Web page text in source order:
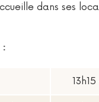
dans ses
:
scolaire